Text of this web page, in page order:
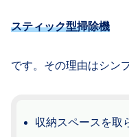
スティック型掃除機
です。その理由はシン
収納スペースを取